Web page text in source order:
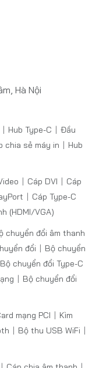
Hà Nội
Hub Type-C
Đầu
chia sẻ máy in
Hub
Cáp DVI
Cáp
Cáp Type-C
(HDMI/VGA)
chuyển đổi âm thanh
đổi
Bộ chuyển
Bộ chuyển đổi Type-C
Bộ chuyển đổi
mạng PCI
Kìm
Bộ thu USB WiFi